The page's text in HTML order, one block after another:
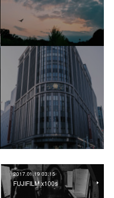
2017.01.19 03:15
FUJIFILM x100s